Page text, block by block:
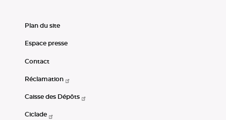
Plan du site
Espace presse
Contact
Réclamation
Caisse des Dépôts
Ciclade